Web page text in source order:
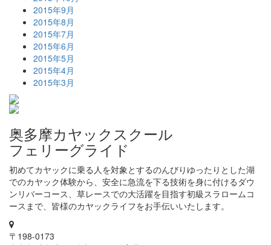
2015年9月
2015年8月
2015年7月
2015年6月
2015年5月
2015年4月
2015年3月
奥多摩カヤックスクール
フェリーグライド
初めてカヤックに乗る人を対象とするのんびりゆったりとした湖
でのカヤック体験から、安全に急流を下る技術を身に付けるダウ
ンリバーコース、草レースでの大活躍を目指す初級スラロームコ
ースまで、皆様のカヤックライフをお手伝いいたします。
〒198-0173